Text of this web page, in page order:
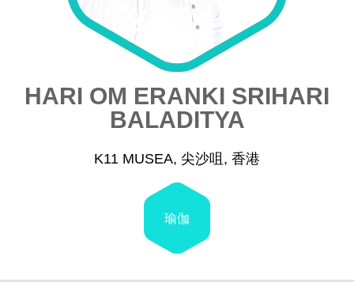
HARI OM ERANKI SRIHARI
BALADITYA
K11 MUSEA, 尖沙咀, 香港
瑜伽